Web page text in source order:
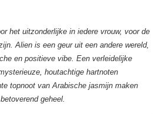
het uitzonderlijke in iedere vrouw, voor de
Alien is een geur uit een andere wereld,
en positieve vibe. Een verleidelijke
houtachtige hartnoten
topnoot van Arabische jasmijn maken
geheel.